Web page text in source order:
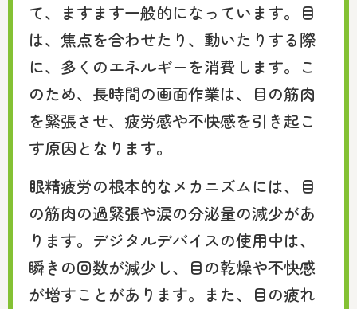
て、ますます一般的になっています。目
は、焦点を合わせたり、動いたりする際
に、多くのエネルギーを消費します。こ
のため、長時間の画面作業は、目の筋肉
を緊張させ、疲労感や不快感を引き起こ
す原因となります。
眼精疲労の根本的なメカニズムには、目
の筋肉の過緊張や涙の分泌量の減少があ
ります。デジタルデバイスの使用中は、
瞬きの回数が減少し、目の乾燥や不快感
が増すことがあります。また、目の疲れ